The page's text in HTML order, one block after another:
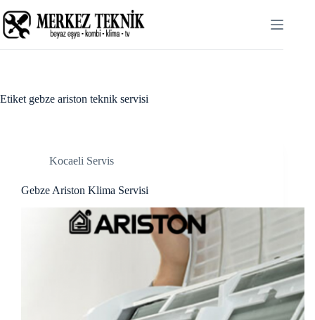
panel
to
content
Etiket gebze ariston teknik servisi
Kocaeli Servis
Gebze Ariston Klima Servisi